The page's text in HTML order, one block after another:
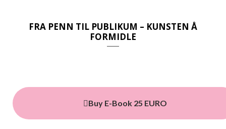
c
e
s
t
FRA PENN TIL PUBLIKUM – KUNSTEN Å
FORMIDLE
Buy E-Book 25 EURO